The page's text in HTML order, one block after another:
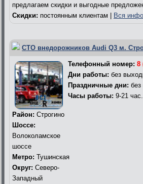
предлагаем скидки и выгодные
Скидки: постоянным клиентам | Вся
СТО внедорожников Audi Q3 м.
Телефонный номер: 8
Дни работы: без
Праздничные дни: без
Часы работы: 9-21 час.
Район: Строгино
Шоссе:
Волоколамское
шоссе
Метро: Тушинская
Округ: Северо-
Западный